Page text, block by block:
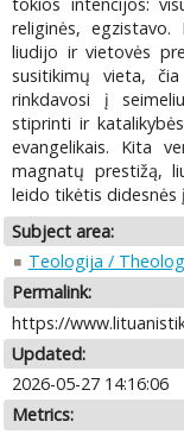
tokios intencijos:
religinės,
liudijo ir vietovės
susitikimų vieta,
rinkdavosi į
stiprinti ir
evangelikais. Kita
magnatų prestižą,
leido tikėtis didesnės
Subject area:
Teologija /
Permalink:
https://
Updated:
2026-05-27 14:16:06
Metrics: